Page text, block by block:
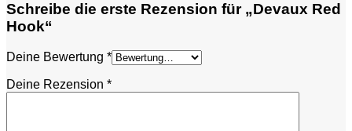
Schreibe die erste Rezension für „Devaux Red
Hook“
Deine Bewertung *
Deine Rezension *